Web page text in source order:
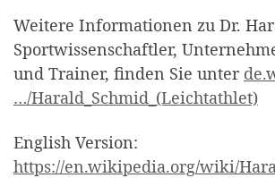
Weitere Informationen zu Dr.
Sportwissenschaftler,
und Trainer, finden Sie unter
…/Harald_Schmid_(Leichtathlet)
English Version:
https://en.wikipedia.org/wiki/